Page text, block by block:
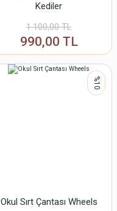
Kediler
1.100,00 TL
990,00 TL
%10
Okul Sırt Çantası Wheels